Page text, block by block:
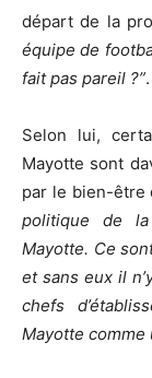
départ de la
équipe de
fait pas pareil ?”.
Selon lui,
Mayotte sont
par le bien-être
politique de
Mayotte. Ce
et sans eux il
chefs
Mayotte comme